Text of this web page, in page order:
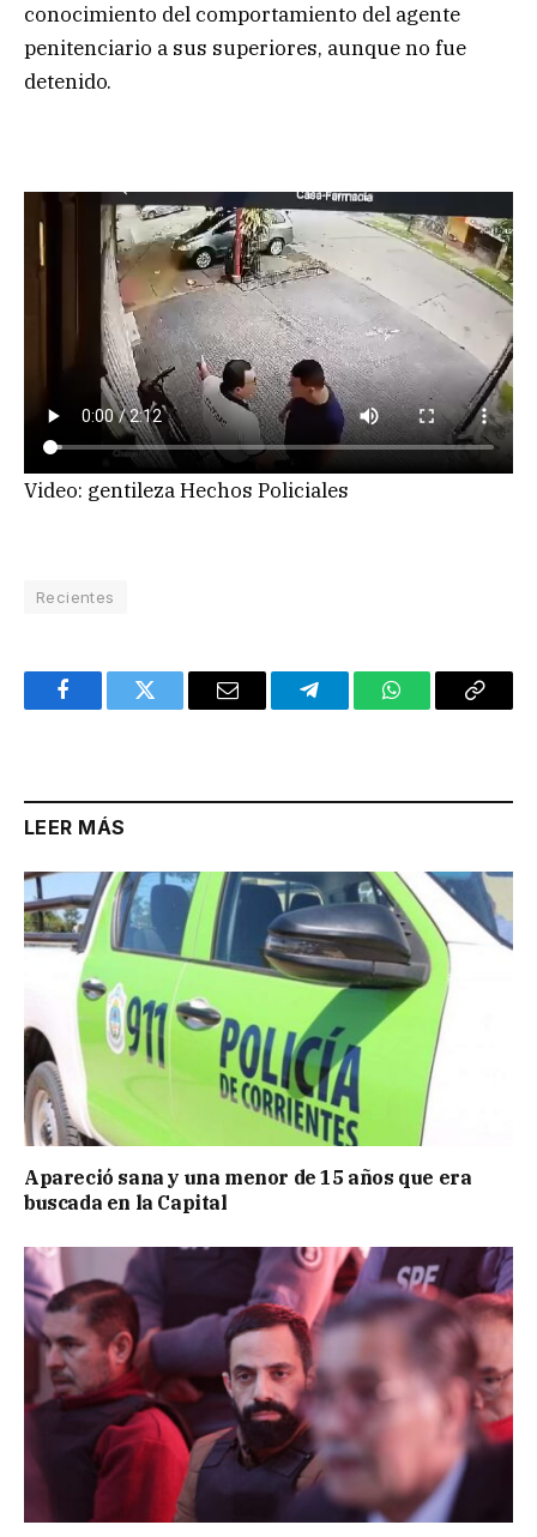
conocimiento del comportamiento del agente
penitenciario a sus superiores, aunque no fue
detenido.
Video: gentileza Hechos Policiales
Recientes
FacebookTwitter Email TelegramWhatsAppCopy
LEER MÁS
Apareció sana y una menor de 15 años que era
buscada en la Capital